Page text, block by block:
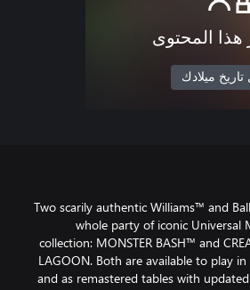
المحتوى
تاريخ ميلادك
Two scarily authentic Williams™ and
whole party of iconic
collection: MONSTER BASH™ and
LAGOON. Both are available to play
and as remastered tables with